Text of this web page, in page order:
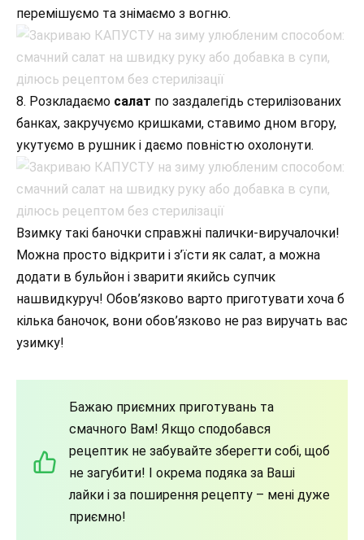
перемішуємо та знімаємо з вогню.
8. Розкладаємо салат по заздалегідь стерилізованих
банках, закручуємо кришками, ставимо дном вгору,
укутуємо в рушник і даємо повністю охолонути.
Взимку такі баночки справжні палички-виручалочки!
Можна просто відкрити і з’їсти як салат, а можна
додати в бульйон і зварити якийсь супчик
нашвидкуруч! Обов’язково варто приготувати хоча б
кілька баночок, вони обов’язково не раз виручать вас
узимку!
Бажаю приємних приготувань та
смачного Вам! Якщо сподобався
рецептик не забувайте зберегти собі, щоб
не загубити! І окрема подяка за Ваші
лайки і за поширення рецепту – мені дуже
приємно!